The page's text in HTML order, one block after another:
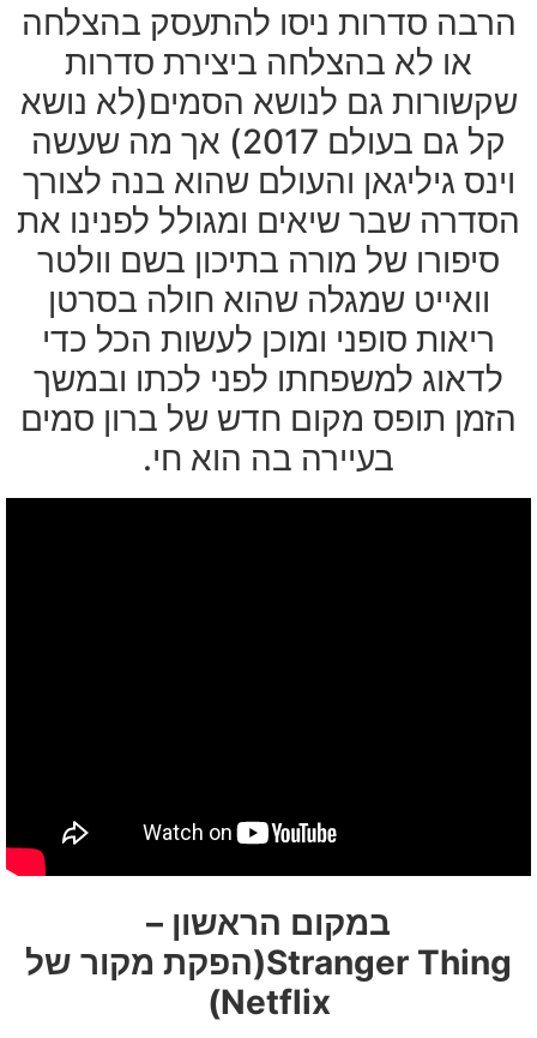
הרבה סדרות ניסו להתעסק בהצלחה
או לא בהצלחה ביצירת סדרות
שקשורות גם לנושא הסמים(לא נושא
קל גם בעולם 2017) אך מה שעשה
וינס גיליגאן והעולם שהוא בנה לצורך
הסדרה שבר שיאים ומגולל לפנינו את
סיפורו של מורה בתיכון בשם וולטר
וואייט שמגלה שהוא חולה בסרטן
ריאות סופני ומוכן לעשות הכל כדי
לדאוג למשפחתו לפני לכתו ובמשך
הזמן תופס מקום חדש של ברון סמים
בעיירה בה הוא חי.
במקום הראשון –
Stranger Thing(הפקת מקור של
Netflix)